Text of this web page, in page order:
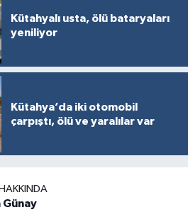
Kütahyalı usta, ölü bataryaları
yeniliyor
Kütahya’da iki otomobil
çarpıştı, ölü ve yaralılar var
Günay